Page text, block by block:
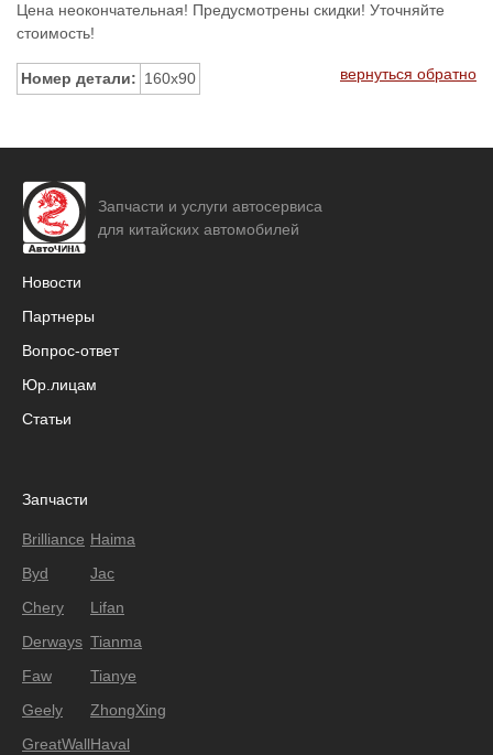
Цена неокончательная! Предусмотрены скидки! Уточняйте
стоимость!
Номер детали: 160x90 вернуться обратно
Запчасти и услуги автосервиса
для китайских автомобилей
Новости
Партнеры
Вопрос-ответ
Юр.лицам
Статьи
Запчасти
Brilliance
Byd
Chery
Derways
Faw
Geely
GreatWall
Haima
Jac
Lifan
Tianma
Tianye
ZhongXing
Haval